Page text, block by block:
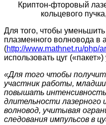
Криптон-фторовый
кольцевого
Для того, чтобы
плазменного волновода
(http://www.mathnet.ru/php/
использовать цуг
«Для того чтобы
участник работы,
повышать
длительности
волновод, учитывая
следования импульсов в